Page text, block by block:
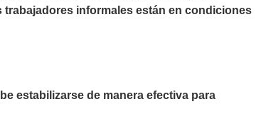
informales están en condiciones
estabilizarse de manera efectiva para